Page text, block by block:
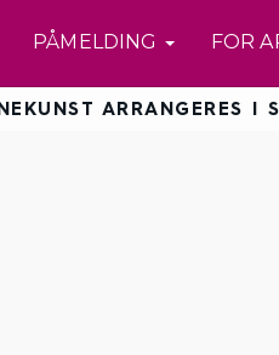
PÅMELDING FOR
ARRANGERES